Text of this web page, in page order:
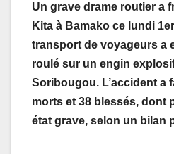
Un grave drame routier a
Kita à Bamako ce lundi
transport de voyageurs a
roulé sur un engin
Soribougou. L’accident a
morts et 38 blessés, dont
état grave, selon un bilan